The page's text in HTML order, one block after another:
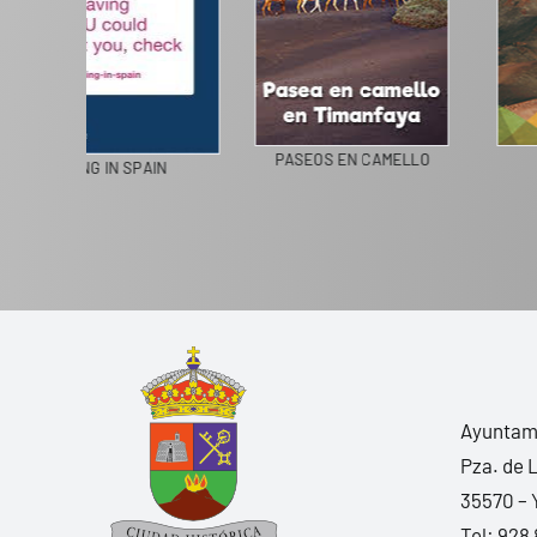
COLEGIOS DE LA BIOSFERA
LIVING IN SPAIN
Pza. de
35570 –